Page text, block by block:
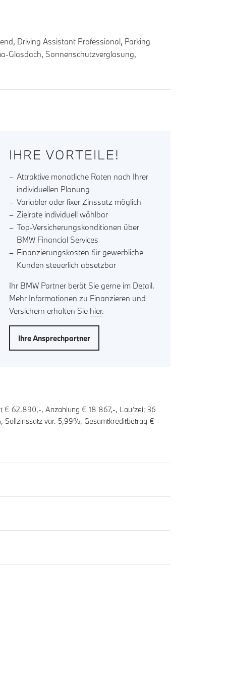
Driving Assistant Professional, Parking
Glasdach, Sonnenschutzverglasung,
€ 62.890,-, Anzahlung € 18 867,-, Laufzeit36
Sollzinssatz var. 5,99%, Gesamtkreditbetrag €
IHRE VORTEILE!
Attraktive monatliche Raten nach Ihrer
individuellen Planung
Variabler oder fixer Zinssatz möglich
Zielrate individuell wählbar
Top-Versicherungskonditionen über
BMW Financial Services
Finanzierungskosten für gewerbliche
Kunden steuerlich absetzbar
Ihr BMW Partner berät Sie gerne im Detail.
Mehr Informationen zu Finanzieren und
Versichern erhalten Sie hier.
Ihre Ansprechpartner